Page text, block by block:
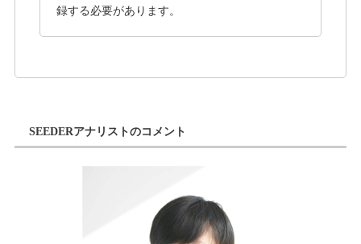
録する必要があります。
SEEDERアナリストのコメント